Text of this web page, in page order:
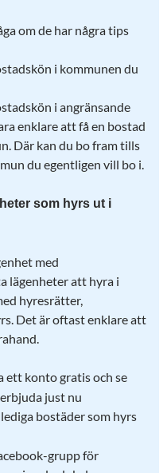
om de har några tips
i kommunen du
i angränsande
enklare att få en bostad
Där kan du bo fram tills
du egentligen vill bo i.
som hyrs ut i
med
lägenheter att hyra i
hyresrätter,
Det är oftast enklare att
ett konto gratis och se
just nu
bostäder som hyrs
grupp för